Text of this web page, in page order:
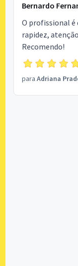
Bernardo
O profissional é
rapidez,
Recomendo!
para Adriana